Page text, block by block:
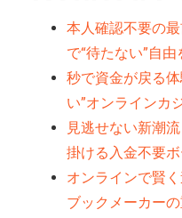
本人確認不要の
で“待たない”自
秒で資金が戻る
い”オンラインカ
見逃せない新潮
掛ける入金不要
オンラインで賢
ブックメーカー